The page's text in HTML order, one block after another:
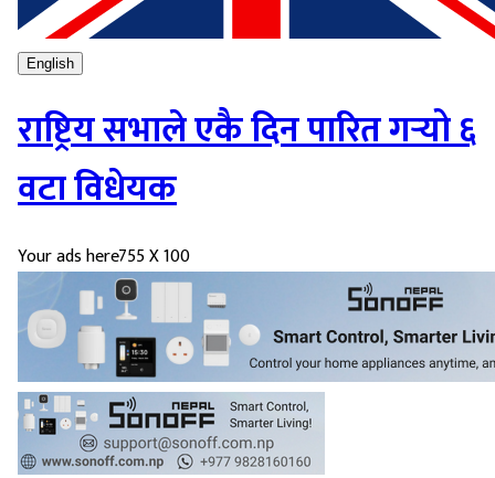
English
राष्ट्रिय सभाले एकै दिन पारित गर्‍यो ६
वटा विधेयक
Your ads here755 X 100